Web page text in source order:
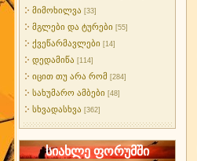
მიმოხილვა [33]
მგლები და ტურები [55]
ქვეწარმავლები [14]
დედამიწა [114]
იცით თუ არა რომ [284]
სახუმარო ამბები [48]
სხვადასხვა [362]
სიახლე ფორუმში